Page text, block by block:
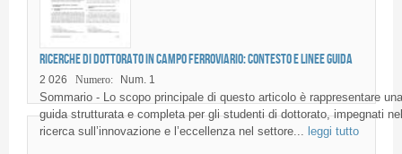
Ricerche di dottorato in campo ferroviario: contesto e linee guida
2 026 Numero: Num. 1
Sommario - Lo scopo principale di questo articolo è rappresentare una
guida strutturata e completa per gli studenti di dottorato, impegnati
ricerca sull’innovazione e l’eccellenza nel settore...
leggi tutto